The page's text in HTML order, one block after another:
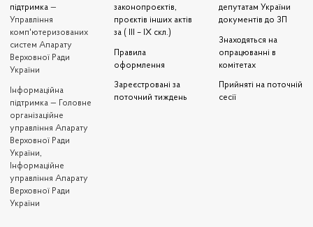
підтримка —
Управління
комп'ютеризованих
систем Апарату
Верховної Ради
України
Iнформаційна
підтримка — Головне
організаційне
управління Апарату
Верховної Ради
України,
Інформаційне
управління Апарату
Верховної Ради
України
законопроєктів,
проєктів інших актів
за ( III – IX скл.)
Правила
оформлення
Зареєстровані за
поточний тиждень
депутатам України
документів до ЗП
Знаходяться на
опрацюванні в
комітетах
Прийняті на поточній
сесії